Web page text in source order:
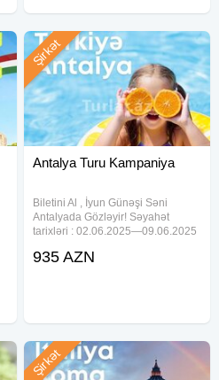
Antalya Turu Kampaniya
Biletini Al , İyun Günəşi Səni
Antalyada Gözləyir! Səyahət
tarixləri : 02.06.2025—09.06.2025
Antalya 10:00 Antalya 11:00 - Bakı
Şirkət
935 AZN
Şirkət